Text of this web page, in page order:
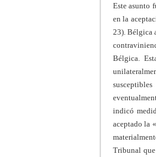
Este asunto
en la
23). Bélgica
Bélgica.
indicó
aceptado la
Tribunal